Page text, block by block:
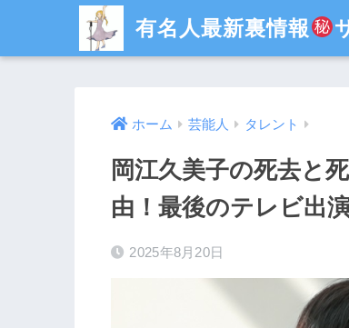
有名人最新裏情報
ホーム 芸能人 タレント
岡江久美子の死去と
由！最後のテレビ出
2025年8月20日